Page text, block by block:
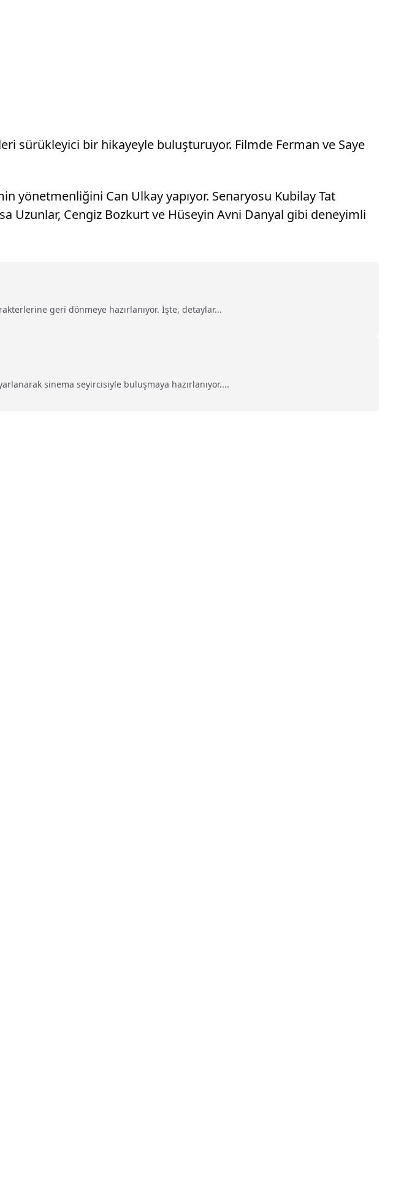
sürükleyici bir hikayeyle buluşturuyor. Filmde Ferman ve Saye
yönetmenliğini Can Ulkay yapıyor. Senaryosu Kubilay Tat
Uzunlar, Cengiz Bozkurt ve Hüseyin Avni Danyal gibi deneyimli
geri dönmeye hazırlanıyor. İşte, detaylar...
sinema seyircisiyle buluşmaya hazırlanıyor....